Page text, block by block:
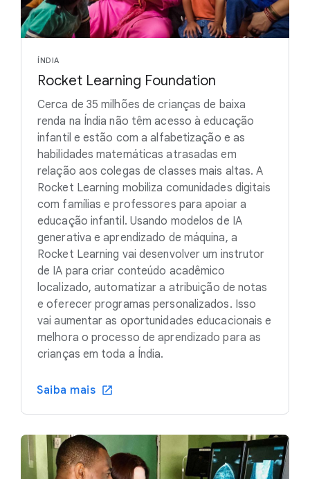
ÍNDIA
Rocket Learning Foundation
Cerca de 35 milhões de crianças de baixa
renda na Índia não têm acesso à educação
infantil e estão com a alfabetização e as
habilidades matemáticas atrasadas em
relação aos colegas de classes mais altas. A
Rocket Learning mobiliza comunidades digitais
com famílias e professores para apoiar a
educação infantil. Usando modelos de IA
generativa e aprendizado de máquina, a
Rocket Learning vai desenvolver um instrutor
de IA para criar conteúdo acadêmico
localizado, automatizar a atribuição de notas
e oferecer programas personalizados. Isso
vai aumentar as oportunidades educacionais e
melhora o processo de aprendizado para as
crianças em toda a Índia.
Saiba mais